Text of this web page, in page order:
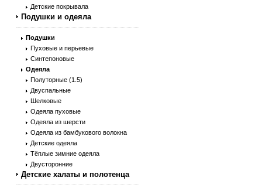
Детские покрывала
Подушки и одеяла
Подушки
Пуховые и перьевые
Синтепоновые
Одеяла
Полуторные (1.5)
Двуспальные
Шелковые
Одеяла пуховые
Одеяла из шерсти
Одеяла из бамбукового волокна
Детские одеяла
Тёплые зимние одеяла
Двусторонние
Детские халаты и полотенца